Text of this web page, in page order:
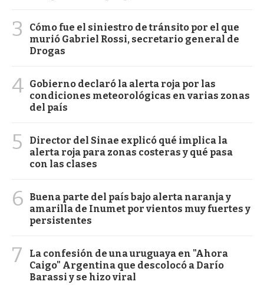
3
Cómo fue el siniestro de tránsito por el que
murió Gabriel Rossi, secretario general de
Drogas
4 Gobierno declaró la alerta roja por las
condiciones meteorológicas en varias zonas
del país
5
Director del Sinae explicó qué implica la
alerta roja para zonas costeras y qué pasa
con las clases
6
Buena parte del país bajo alerta naranja y
amarilla de Inumet por vientos muy fuertes y
persistentes
7
La confesión de una uruguaya en "Ahora
Caigo" Argentina que descolocó a Darío
Barassi y se hizo viral